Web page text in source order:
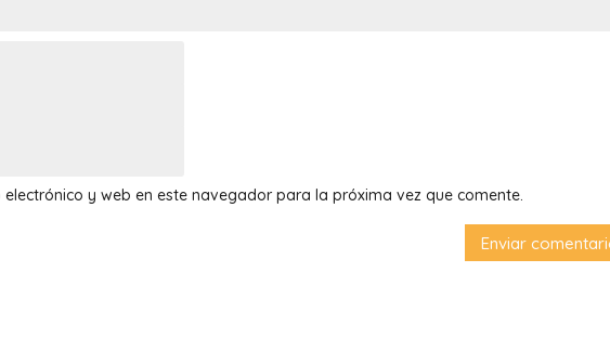
y web en este navegador para la próxima vez que comente.